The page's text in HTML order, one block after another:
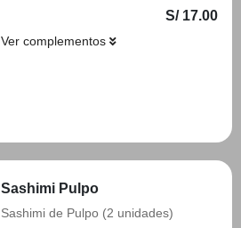
S/ 17.00
Ver complementos
Sashimi Pulpo
Sashimi de Pulpo (2 unidades)